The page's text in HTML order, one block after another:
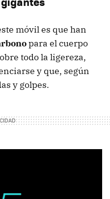
móvil es que han
para el cuerpo
todo la ligereza,
y que, según
y golpes.